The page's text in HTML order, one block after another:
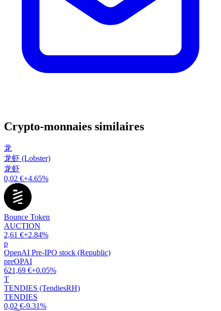
Crypto-monnaies similaires
龙
龙虾 (Lobster)
龙虾
0,02 €+4.65%
Bounce Token
AUCTION
2,61 €+2.84%
p
OpenAI Pre-IPO stock (Republic)
preOPAI
621,69 €+0.05%
T
TENDIES (TendiesRH)
TENDIES
0,02 €-9.31%